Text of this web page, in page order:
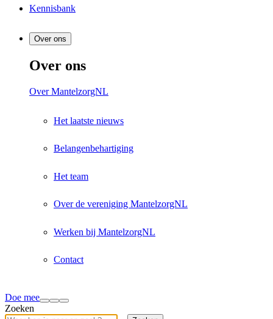
Kennisbank
Over ons
Over ons
Over MantelzorgNL
Het laatste nieuws
Belangenbehartiging
Het team
Over de vereniging MantelzorgNL
Werken bij MantelzorgNL
Contact
Doe mee
Zoeken